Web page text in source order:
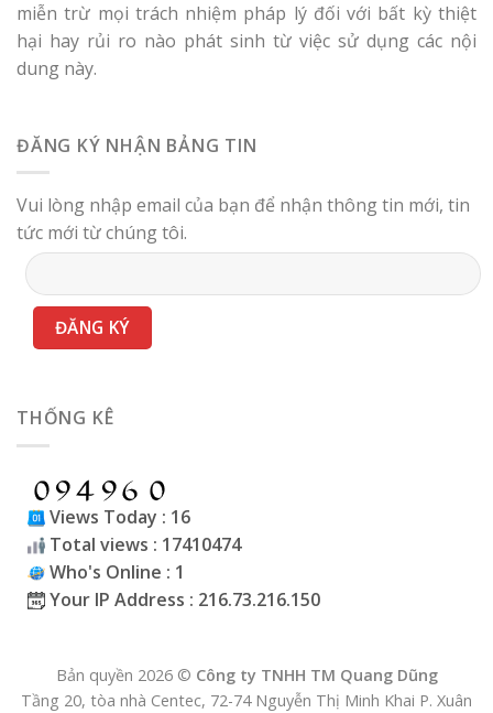
miễn trừ mọi trách nhiệm pháp lý đối với bất kỳ thiệt
hại hay rủi ro nào phát sinh từ việc sử dụng các nội
dung này.
ĐĂNG KÝ NHẬN BẢNG TIN
Vui lòng nhập email của bạn để nhận thông tin mới, tin
tức mới từ chúng tôi.
THỐNG KÊ
Views Today : 16
Total views : 17410474
Who's Online : 1
Your IP Address : 216.73.216.150
Bản quyền 2026 © Công ty TNHH TM Quang Dũng
Tầng 20, tòa nhà Centec, 72-74 Nguyễn Thị Minh Khai P. Xuân